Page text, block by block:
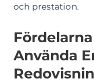
och prestation.
Använda